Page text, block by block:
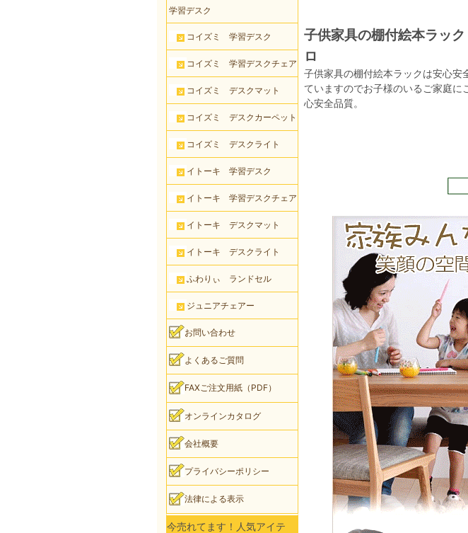
子供家具の棚付絵本ラッ
ロ
子供家具の棚付絵本ラックは安心安
ていますのでお子様のいるご家庭
心安全品質。
学習デスク
コイズミ 学習デスク
コイズミ 学習デスクチェア
コイズミ デスクマット
コイズミ デスクカーペット
コイズミ デスクライト
イトーキ 学習デスク
イトーキ 学習デスクチェア
イトーキ デスクマット
イトーキ デスクライト
ふわりぃ ランドセル
ジュニアチェアー
お問い合わせ
よくあるご質問
FAXご注文用紙（PDF）
オンラインカタログ
会社概要
プライバシーポリシー
法律による表示
今売れてます！人気アイテ